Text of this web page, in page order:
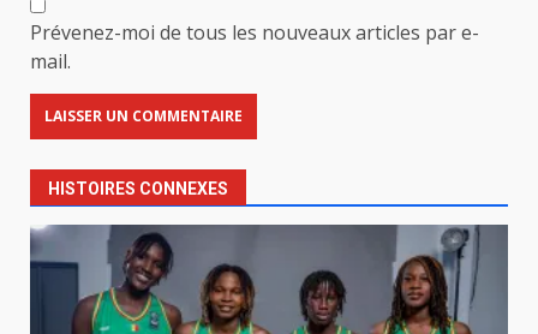
Prévenez-moi de tous les nouveaux articles par e-
mail.
HISTOIRES CONNEXES